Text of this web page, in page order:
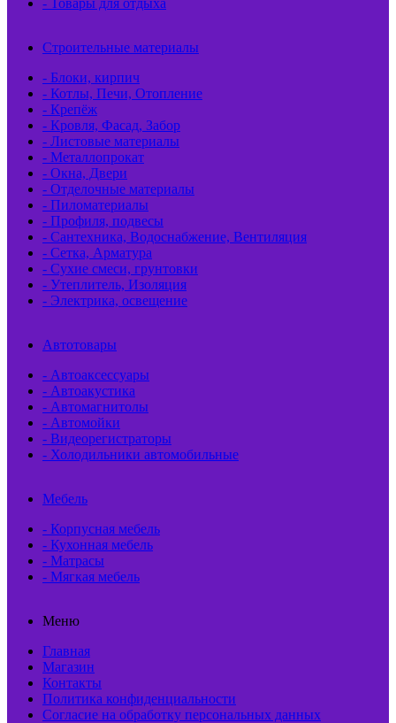
Строительные материалы
- Блоки, кирпич
- Котлы, Печи, Отопление
- Крепёж
- Кровля, Фасад, Забор
- Листовые материалы
- Металлопрокат
- Окна, Двери
- Отделочные материалы
- Пиломатериалы
- Профиля, подвесы
- Сантехника, Водоснабжение, Вентиляция
- Сетка, Арматура
- Сухие смеси, грунтовки
- Утеплитель, Изоляция
- Электрика, освещение
Автотовары
- Автоаксессуары
- Автоакустика
- Автомагнитолы
- Автомойки
- Видеорегистраторы
- Холодильники автомобильные
Мебель
- Корпусная мебель
- Кухонная мебель
- Матрасы
- Мягкая мебель
Меню
Главная
Магазин
Контакты
Политика конфиденциальности
Согласие на обработку персональных данных